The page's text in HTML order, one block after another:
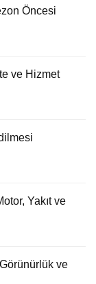
Öncesi
ve Hizmet
Yakıt ve
ve